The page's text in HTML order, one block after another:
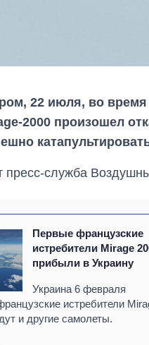
22 июля, во
2000 произошел
пресс-служба
Первые французские
истребители Mirage
прибыли в Украину
Украина 6 февраля
истребители
и другие самолеты.